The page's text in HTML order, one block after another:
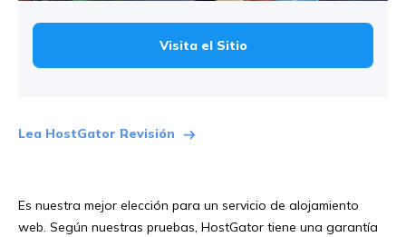
Visita el Sitio
Lea HostGator Revisión
Es nuestra mejor elección para un servicio de alojamiento
web. Según nuestras pruebas, HostGator tiene una garantía